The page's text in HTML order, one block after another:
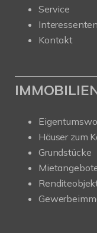
Service
Interessenten
Kontakt
Häuser zum
Grundstücke